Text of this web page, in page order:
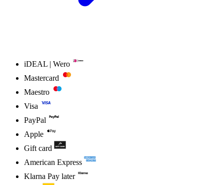
iDEAL | Wero
Mastercard
Maestro
Visa
PayPal
Apple
Gift card
American Express
Klarna Pay later